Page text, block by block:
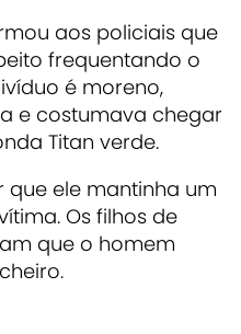
aos policiais que
frequentando o
é moreno,
e costumava chegar
Titan verde.
que ele mantinha um
Os filhos de
que o homem